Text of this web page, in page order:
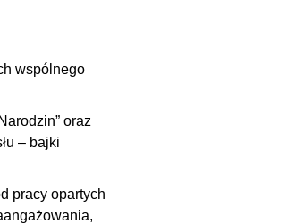
wspólnego
oraz
– bajki
pracy opartych